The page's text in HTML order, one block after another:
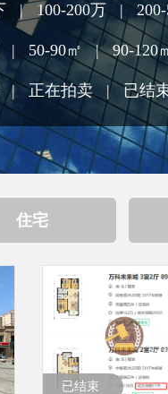
| 100-200万 |
| 50-90㎡ | 90-120
| 正在拍卖 | 已结
住宅
已结束